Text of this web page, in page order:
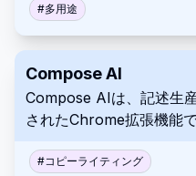
成や罰金の異議申し立て
処理など、さまざまな法
#多用途
Compose AI
Compose AIは、記述生
されたChrome拡張機能
より、時間の節約を支援
#コピーライティング